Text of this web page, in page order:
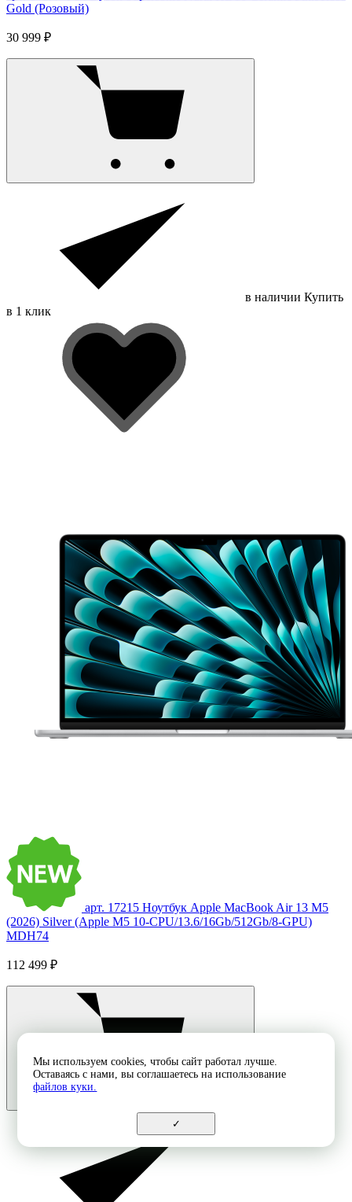
Gold (Розовый)
30 999 ₽
в наличии Купить
в 1 клик
арт. 17215 Ноутбук Apple MacBook Air 13 M5
(2026) Silver (Apple M5 10-CPU/13.6/16Gb/512Gb/8-GPU)
MDH74
112 499 ₽
Мы используем cookies, чтобы сайт работал лучше.
Оставаясь с нами, вы соглашаетесь на использование
файлов куки.
✓